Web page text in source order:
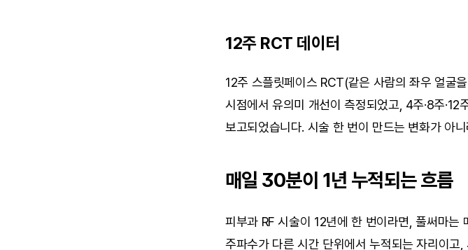
12주 RCT 데이터
12주 스플릿페이스 RCT(같은 사람의 좌우 얼굴
시점에서 유의미 개선이 측정되었고, 4주·8주
보고되었습니다. 시술 한 번이 만드는 변화가 아
매일 30분이 1년 누적되는 흐름
피부과 RF 시술이 12년에 한 번이라면, 풀써마
주파수가 다른 시간 단위에서 누적되는 자리이